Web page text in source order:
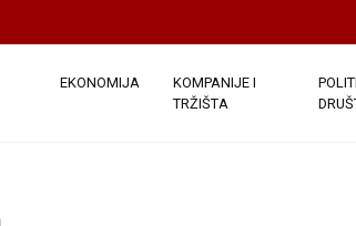
EKONOMIJA
KOMPANIJE I
TRŽIŠTA